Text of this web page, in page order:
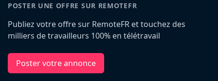
POSTER UNE OFFRE SUR REMOTEFR
Publiez votre offre sur RemoteFR et touchez des
milliers de travailleurs 100% en télétravail
Poster votre annonce